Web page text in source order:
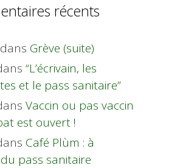
récents
dans Grève (suite)
“L’écrivain, les
et le pass sanitaire”
Vaccin ou pas vaccin
est ouvert !
Café Plùm : à
pass sanitaire